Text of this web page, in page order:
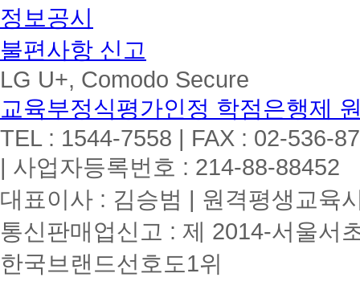
정보공시
불편사항 신고
LG U+, Comodo Secure
교육부정식평가인정 학점은행제
TEL : 1544-7558 | FAX : 02-536-
| 사업자등록번호 : 214-88-88452
대표이사 : 김승범 | 원격평생교육
통신판매업신고 : 제 2014-서울서
한국브랜드선호도1위